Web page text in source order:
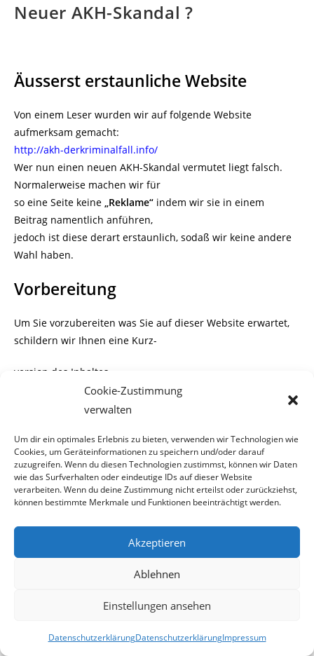
Cookie-Zustimmung
verwalten
Um dir ein optimales Erlebnis zu bieten, verwenden wir Technologien wie
Cookies, um Geräteinformationen zu speichern und/oder darauf
zuzugreifen. Wenn du diesen Technologien zustimmst, können wir Daten
wie das Surfverhalten oder eindeutige IDs auf dieser Website
verarbeiten. Wenn du deine Zustimmung nicht erteilst oder zurückziehst,
können bestimmte Merkmale und Funktionen beeinträchtigt werden.
Akzeptieren
Ablehnen
Einstellungen ansehen
DatenschutzerklärungDatenschutzerklärungImpressum
Neuer AKH-Skandal ?
Äusserst erstaunliche Website
Von einem Leser wurden wir auf folgende Website
aufmerksam gemacht:
http://akh-derkriminalfall.info/
Wer nun einen neuen AKH-Skandal vermutet liegt falsch.
Normalerweise machen wir für
so eine Seite keine „Reklame“ indem wir sie in einem
Beitrag namentlich anführen,
jedoch ist diese derart erstaunlich, sodaß wir keine andere
Wahl haben.
Vorbereitung
Um Sie vorzubereiten was Sie auf dieser Website erwartet,
schildern wir Ihnen eine Kurz-
version des Inhaltes.
Hans L., der Betreiber dieser Seite, war anfangs der 80er
Jahre an der US-Botschaft
kennen, die er 1982
heiratete.
In diesem Zeit heirateten auch die leiblichen Eltern seiner
Das Mädchen wurde im Februar 1983 geboren und der
leibliche Vater von dieser, ist der Cousin